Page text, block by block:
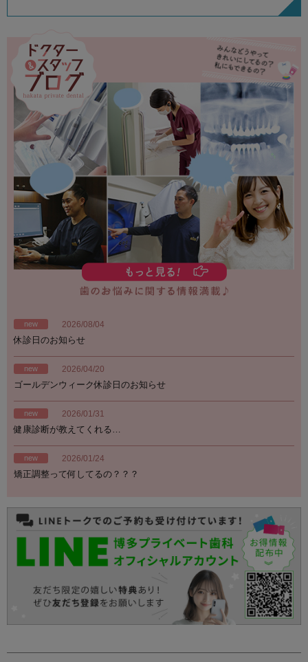
new 2026/08/04
休診日のお知らせ
new 2026/04/20
ゴールデンウィーク休診日のお知らせ
new 2026/01/31
健康診断が教えてくれる…
new 2026/01/24
矯正調整って何してるの？？？